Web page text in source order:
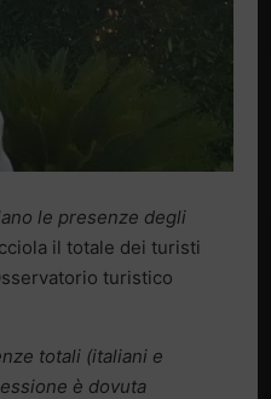
le presenze degli
il totale dei turisti
turistico
totali (italiani e
è dovuta